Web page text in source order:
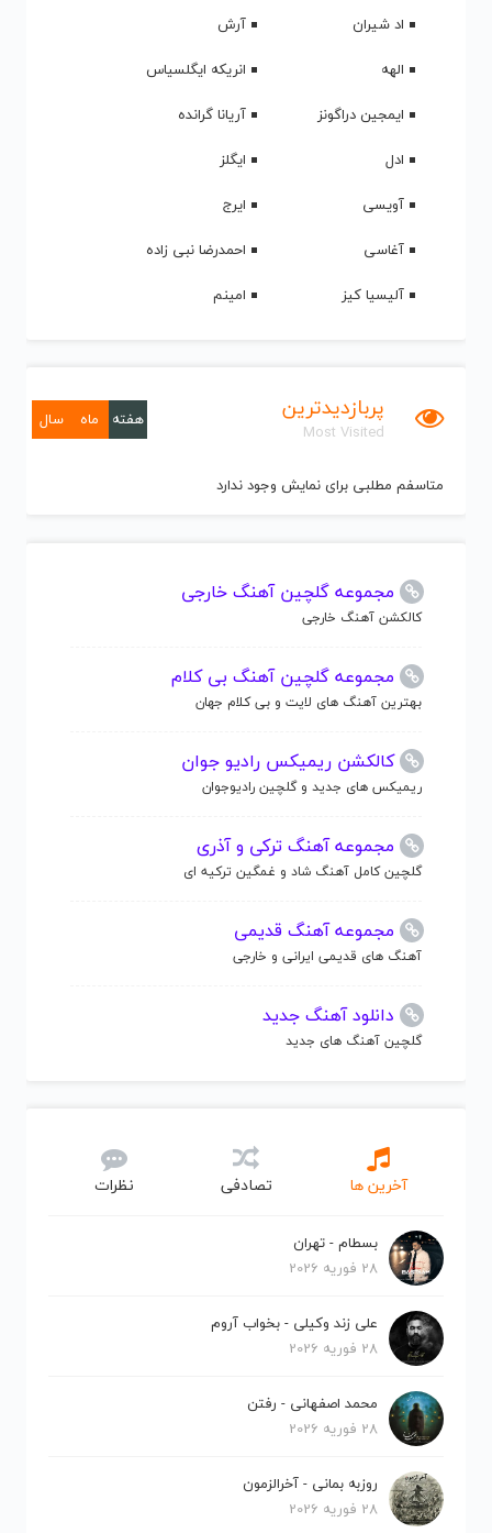
اد شیران
آرش
الهه
انریکه ایگلسیاس
ایمجین دراگونز
آریانا گرانده
ادل
ایگلز
آویسی
ایرج
آغاسی
احمدرضا نبی زاده
آلیسیا کیز
امینم
پربازدیدترین
Most Visited
هفته ماه سال
متاسفم مطلبی برای نمایش وجود ندارد
مجموعه گلچین آهنگ خارجی
کالکشن آهنگ خارجی
مجموعه گلچین آهنگ بی کلام
بهترین آهنگ های لایت و بی کلام جهان
کالکشن ریمیکس رادیو جوان
ریمیکس های جدید و گلچین رادیوجوان
مجموعه آهنگ ترکی و آذری
گلچین کامل آهنگ شاد و غمگین ترکیه ای
مجموعه آهنگ قدیمی
آهنگ های قدیمی ایرانی و خارجی
دانلود آهنگ جدید
گلچین آهنگ های جدید
آخرین ها تصادفی نظرات
بسطام - تهران
28 فوریه 2026
علی زند وکیلی - بخواب آروم
28 فوریه 2026
محمد اصفهانی - رفتن
28 فوریه 2026
روزبه بمانی - آخرالزمون
28 فوریه 2026